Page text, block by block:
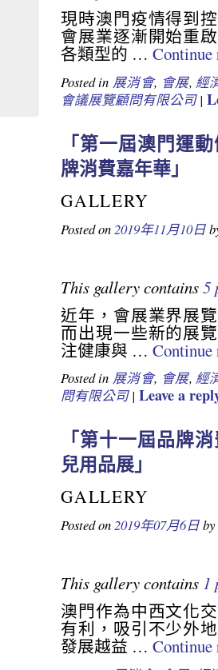
現時澳門疫情得到
會展業逐漸開始重
各類型的 …
Posted in 展消會, 會展, 經
會議展覽顧問有限公司|
「第一屆澳門運
牌消費嘉年華」
GALLERY
Posted on 2019年11月10日
This gallery contains5
近年，會展業界展
而出現一些新的展
注健康與 …
Posted in 展消會, 會展, 經
問有限公司| Leave a
「第十一屆品牌
兒用品展」
GALLERY
Posted on 2019年07月6日by
This gallery contains 1
澳門作為中西文化
有利，吸引不少外
發展越益 …